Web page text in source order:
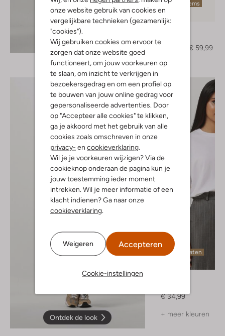
onze website gebruik van cookies en
vergelijkbare technieken (gezamenlijk:
"cookies").
Wij gebruiken cookies om ervoor te
zorgen dat onze website goed
functioneert, om jouw voorkeuren op
te slaan, om inzicht te verkrijgen in
bezoekersgedrag en om een profiel op
te bouwen van jouw online gedrag voor
gepersonaliseerde advertenties. Door
op "Accepteer alle cookies" te klikken,
ga je akkoord met het gebruik van alle
cookies zoals omschreven in onze
privacy- en cookieverklaring
Wil je je voorkeuren wijzigen? Via de
cookieknop onderaan de pagina kun je
jouw toestemming ieder moment
intrekken. Wil je meer informatie of een
klacht indienen? Ga naar onze
cookieverklaring
Weigeren Accepteren
Cookie-instellingen
Ontdek de look
Laatste items
-50%
€ 59,99
Ontdek de look
Laatste maten
€ 34,99
+ meer kleuren